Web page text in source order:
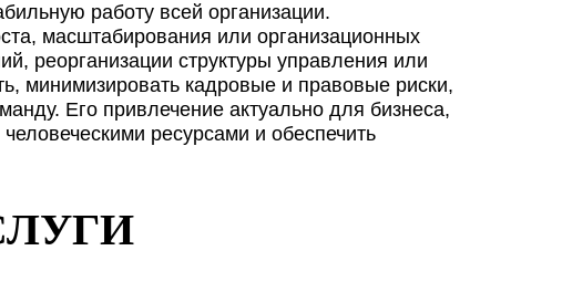
работу всей организации.
масштабирования или организационных
реорганизации структуры управления или
минимизировать кадровые и правовые риски,
Его привлечение актуально для бизнеса,
ресурсами и обеспечить